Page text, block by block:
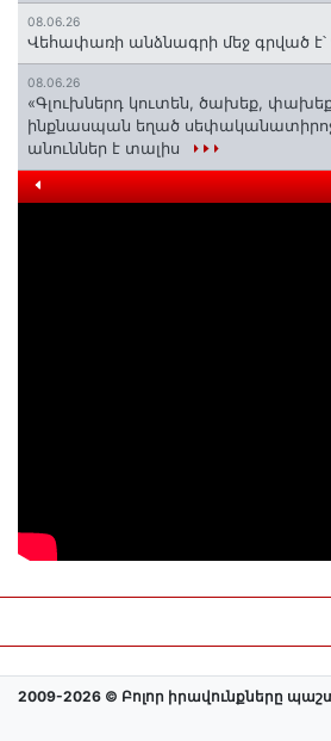
08.06.26
Վեհափառի անձնագրի մեջ գրված է՝
08.06.26
«Գլուխներդ կուտեն, ծախեք,
ինքնասպան եղած
անուններ է տալիս
2009-2026 © Բոլոր իրավունքները